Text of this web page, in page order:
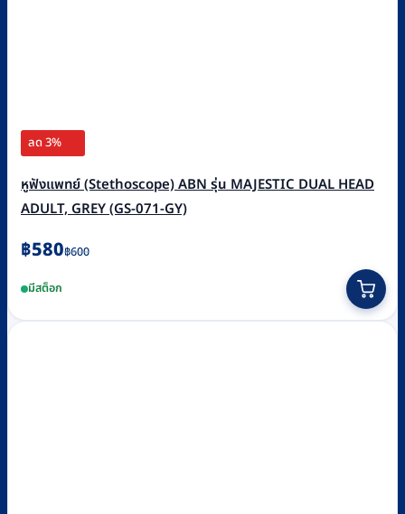
ลด 3%
หูฟังแพทย์ (Stethoscope) ABN รุ่น MAJESTIC DUAL HEAD
ADULT, GREY (GS-071-GY)
฿600
Original
was:
฿600.
฿580
Current
is:
฿580.
มีสต็อก